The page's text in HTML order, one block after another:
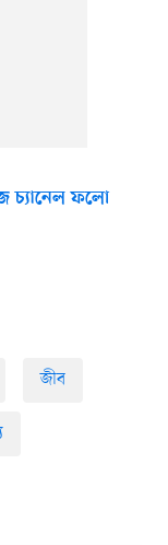
চ্যানেল ফলো
জীব